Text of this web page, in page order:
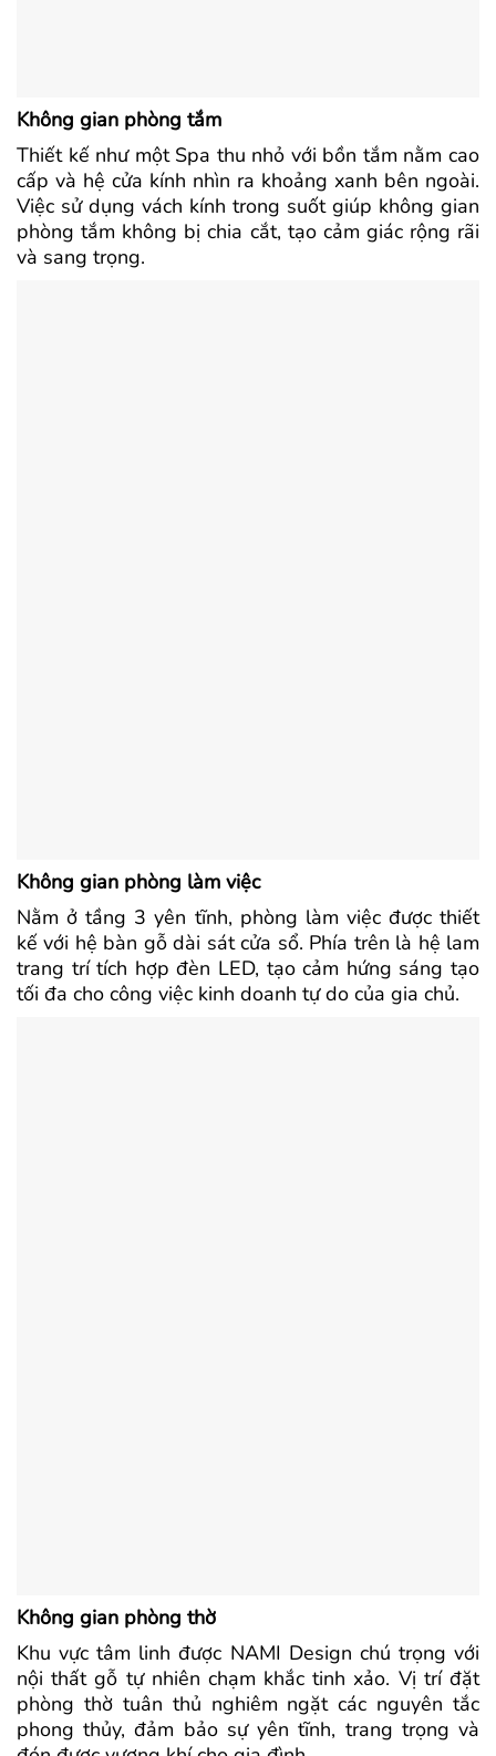
Không gian phòng tắm
Thiết kế như một Spa thu nhỏ với bồn tắm nằm cao
cấp và hệ cửa kính nhìn ra khoảng xanh bên ngoài.
Việc sử dụng vách kính trong suốt giúp không gian
phòng tắm không bị chia cắt, tạo cảm giác rộng rãi
và sang trọng.
Không gian phòng làm việc
Nằm ở tầng 3 yên tĩnh, phòng làm việc được thiết
kế với hệ bàn gỗ dài sát cửa sổ. Phía trên là hệ lam
trang trí tích hợp đèn LED, tạo cảm hứng sáng tạo
tối đa cho công việc kinh doanh tự do của gia chủ.
Không gian phòng thờ
Khu vực tâm linh được NAMI Design chú trọng với
nội thất gỗ tự nhiên chạm khắc tinh xảo. Vị trí đặt
phòng thờ tuân thủ nghiêm ngặt các nguyên tắc
phong thủy, đảm bảo sự yên tĩnh, trang trọng và